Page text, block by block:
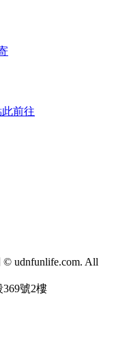
前往
© udnfunlife.com. All
號2樓